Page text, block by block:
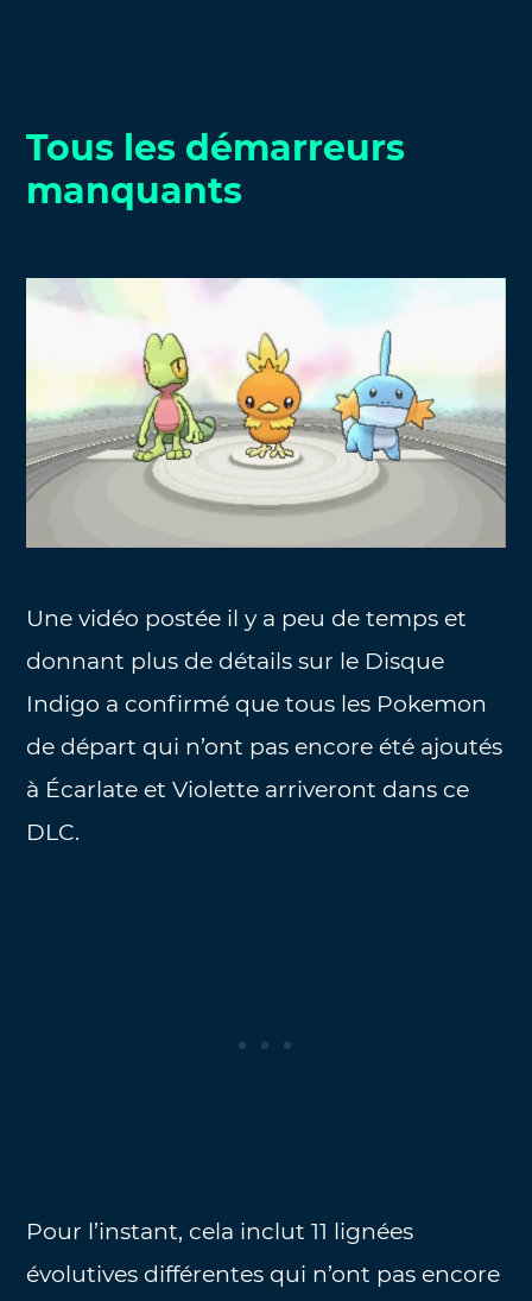
Tous les démarreurs
manquants
Une vidéo postée il y a peu de temps et
donnant plus de détails sur le Disque
Indigo a confirmé que tous les Pokemon
de départ qui n’ont pas encore été ajoutés
à Écarlate et Violette arriveront dans ce
DLC.
Pour l’instant, cela inclut 11 lignées
évolutives différentes qui n’ont pas encore